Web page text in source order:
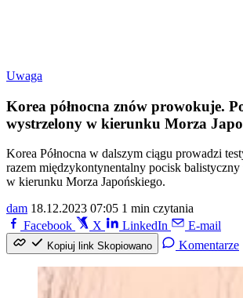
Uwaga
Korea północna znów prowokuje.
wystrzelony w kierunku Morza
Korea Północna w dalszym ciągu prowadzi
razem międzykontynentalny pocisk balistyczny
w kierunku Morza Japońskiego.
dam 18.12.2023 07:05 1 min czytania
Facebook
X LinkedIn E-mail
Kopiuj link Skopiowano Komentarze